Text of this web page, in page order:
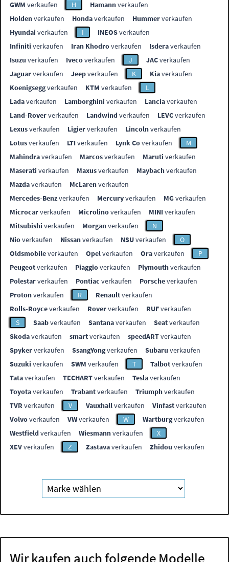
GWM verkaufen H Hamannverkaufen
Holdenverkaufen Hondaverkaufen Hummerverkaufen
Hyundai verkaufen I INEOSverkaufen
Infiniti verkaufen Iran Khodroverkaufen Isderaverkaufen
Isuzu verkaufen Ivecoverkaufen J JACverkaufen
Jaguarverkaufen Jeepverkaufen K Kiaverkaufen
Koenigseggverkaufen KTM verkaufen
L
Ladaverkaufen Lamborghini verkaufen Lanciaverkaufen
Land-Roververkaufen Landwindverkaufen LEVCverkaufen
Lexusverkaufen Ligierverkaufen Lincolnverkaufen
Lotusverkaufen LTIverkaufen Lynk Coverkaufen
M
Mahindraverkaufen Marcosverkaufen Maruti verkaufen
Maserati verkaufen Maxusverkaufen Maybachverkaufen
Mazdaverkaufen McLarenverkaufen
Mercedes-Benzverkaufen Mercuryverkaufen MGverkaufen
Microcarverkaufen Microlinoverkaufen MINIverkaufen
Mitsubishi verkaufen Morganverkaufen
N
Nioverkaufen Nissanverkaufen NSUverkaufen
O
Oldsmobileverkaufen Opelverkaufen Oraverkaufen
P
Peugeotverkaufen Piaggioverkaufen Plymouthverkaufen
Polestarverkaufen Pontiac verkaufen Porscheverkaufen
Protonverkaufen R Renaultverkaufen
Rolls-Royceverkaufen Roververkaufen RUFverkaufen
S
Saabverkaufen Santanaverkaufen Seatverkaufen
Skodaverkaufen smartverkaufen speedARTverkaufen
Spykerverkaufen SsangYongverkaufen Subaru verkaufen
Suzuki verkaufen SWM verkaufen T Talbotverkaufen
Tataverkaufen TECHARTverkaufen Teslaverkaufen
Toyotaverkaufen Trabantverkaufen Triumphverkaufen
TVR verkaufen V Vauxhallverkaufen Vinfastverkaufen
Volvoverkaufen VWverkaufen W Wartburgverkaufen
Westfieldverkaufen Wiesmannverkaufen
X
XEVverkaufen Z Zastavaverkaufen Zhidou verkaufen
Wir kaufen auch folgende Modelle